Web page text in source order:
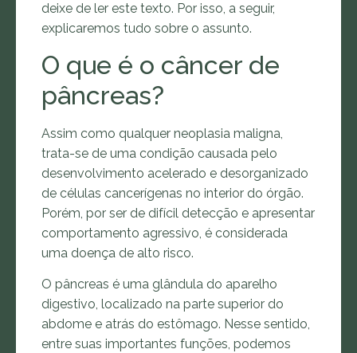
deixe de ler este texto. Por isso, a seguir,
explicaremos tudo sobre o assunto.
O que é o câncer de
pâncreas?
Assim como qualquer neoplasia maligna,
trata-se de uma condição causada pelo
desenvolvimento acelerado e desorganizado
de células cancerígenas no interior do órgão.
Porém, por ser de difícil detecção e apresentar
comportamento agressivo, é considerada
uma doença de alto risco.
O pâncreas é uma glândula do aparelho
digestivo, localizado na parte superior do
abdome e atrás do estômago. Nesse sentido,
entre suas importantes funções, podemos